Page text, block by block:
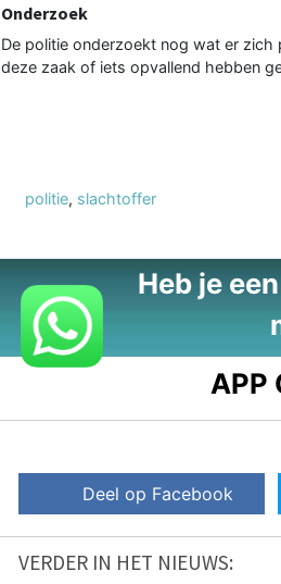
Onderzoek
De politie onderzoekt nog wat er
deze zaak of iets opvallend hebben
politie, slachtoffer
Heb je
APP
Deel op Facebook
VERDER IN HET NIEUWS: